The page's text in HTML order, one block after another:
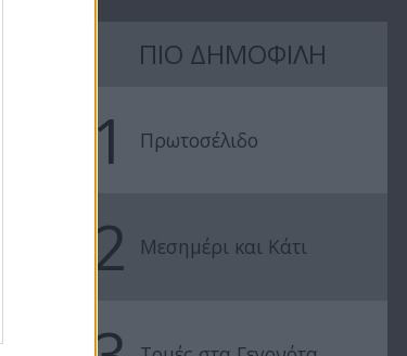
Γειτόνοι (5ος
κύκλος) Επ.12
Γειτόνοι
κύκλος)
ΠΙΟ ΔΗΜΟΦΙΛΗ
1 Πρωτοσέλιδο
2 Μεσημέρι και Κάτι